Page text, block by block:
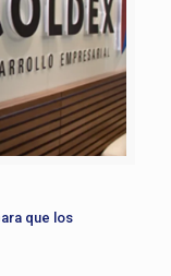
que los